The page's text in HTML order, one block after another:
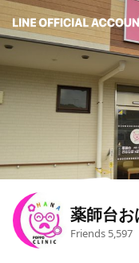
薬師台お
Friends 5,597